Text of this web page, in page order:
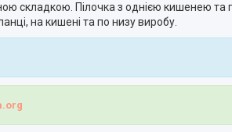
складкою. Пілочка з однією кишенею та
на кишені та по низу виробу.